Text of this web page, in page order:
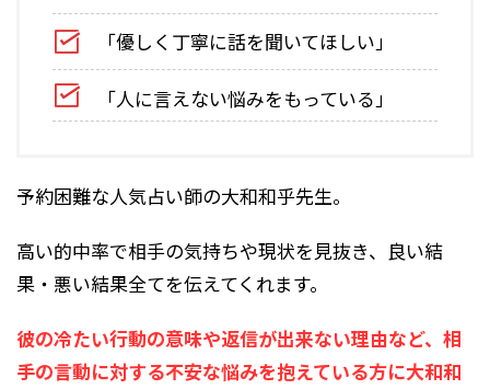
「優しく丁寧に話を聞いてほしい」
「人に言えない悩みをもっている」
予約困難な人気占い師の大和和乎先生。
高い的中率で相手の気持ちや現状を見抜き、良い結
果・悪い結果全てを伝えてくれます。
彼の冷たい行動の意味や返信が出来ない理由など、相
手の言動に対する不安な悩みを抱えている方に大和和